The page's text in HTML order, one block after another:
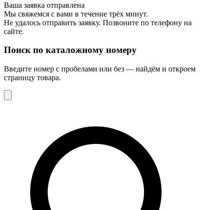
Ваша заявка отправлена
Мы свяжемся с вами в течение трёх минут.
Не удалось отправить заявку. Позвоните по телефону на
сайте.
Поиск по каталожному номеру
Введите номер с пробелами или без — найдём и откроем
страницу товара.